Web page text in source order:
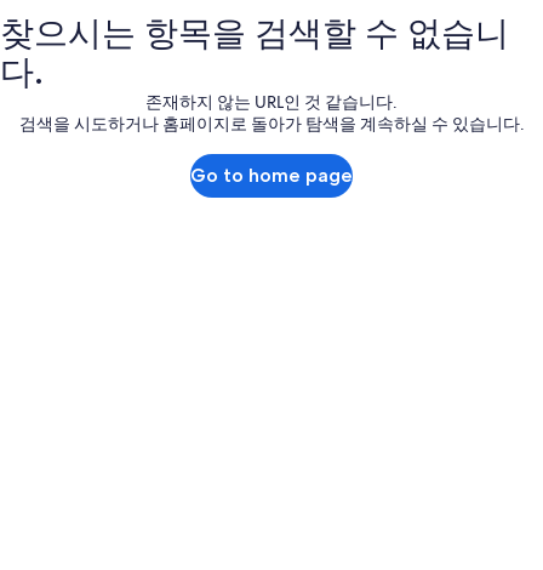
찾으시는 항목을 검색할 수 없습니
다.
존재하지 않는 URL인 것 같습니다.
검색을 시도하거나 홈페이지로 돌아가 탐색을 계속하실 수 있습니다.
Go to home page